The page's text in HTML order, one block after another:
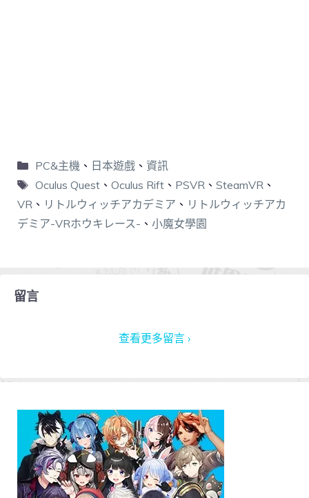
PC&主機、 日本遊戲、 資訊
Oculus Quest、 Oculus Rift、 PSVR、 SteamVR、
VR 、 リトルウィッチアカデミア 、 リトルウィッチアカ
デミア-VRホウキレース- 、 小魔女學園
留言
查看更多留言 ›